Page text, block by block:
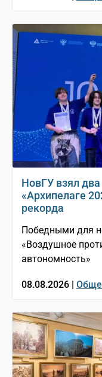
НовГУ взял два
«Архипелаге
рекорда
Победными для
«Воздушное
автономность»
08.08.2026 |